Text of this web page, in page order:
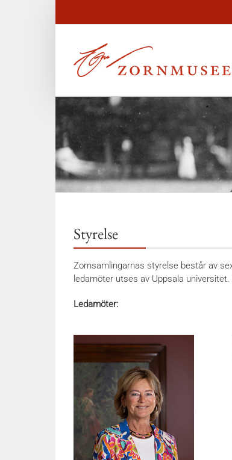
Styrelse
Zornsamlingarnas styrelse består av
ledamöter utses av Uppsala
Ledamöter: